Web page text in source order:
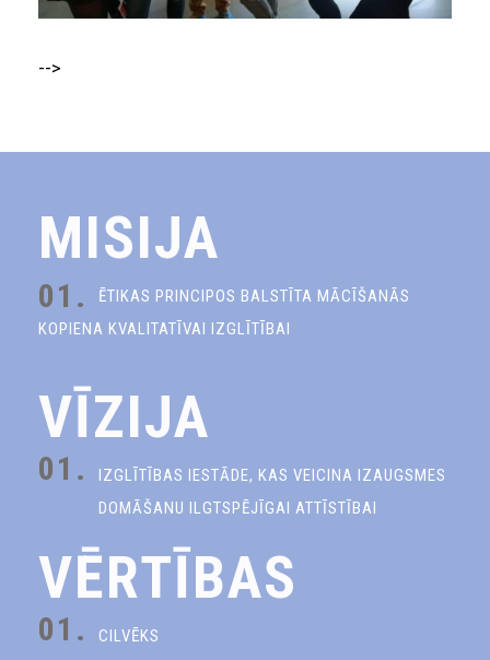
-->
MISIJA
01.
ĒTIKAS PRINCIPOS BALSTĪTA MĀCĪŠANĀS
KOPIENA KVALITATĪVAI IZGLĪTĪBAI
VĪZIJA
01.
IZGLĪTĪBAS IESTĀDE, KAS VEICINA IZAUGSMES
DOMĀŠANU ILGTSPĒJĪGAI ATTĪSTĪBAI
VĒRTĪBAS
01. CILVĒKS